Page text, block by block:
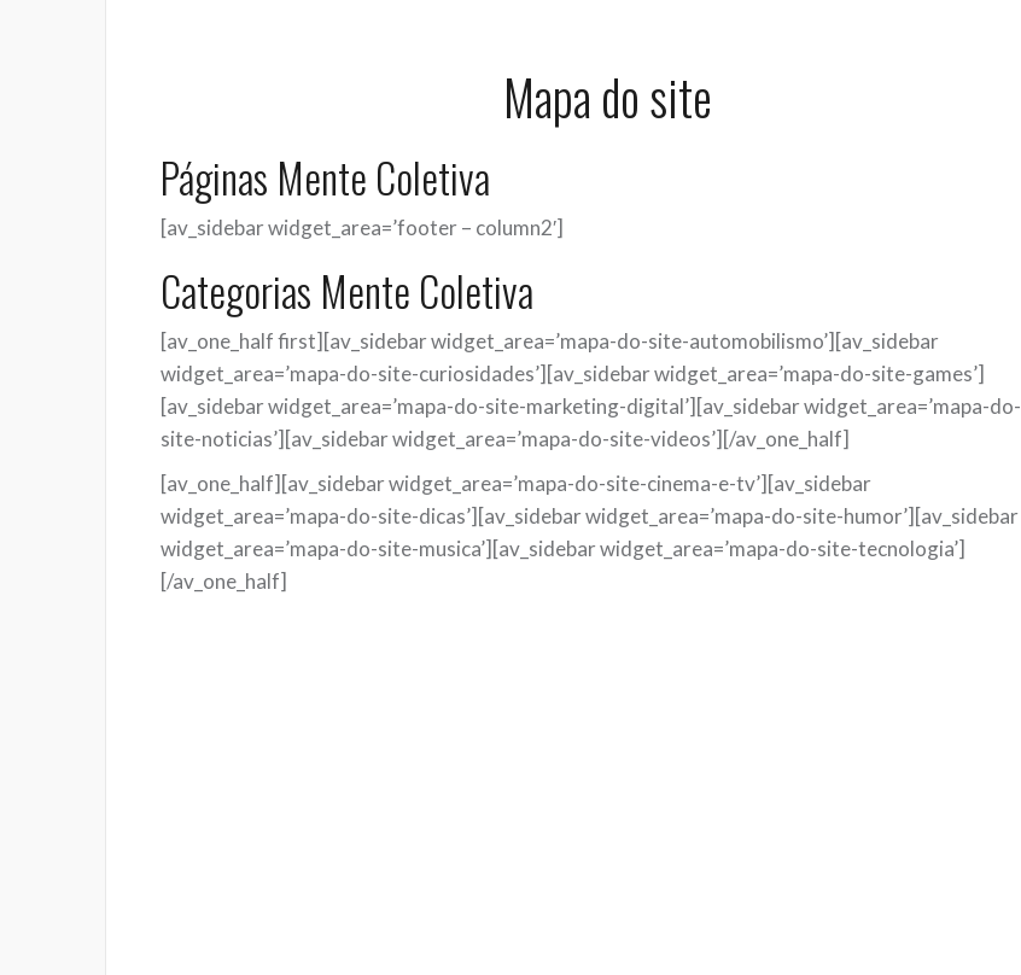
Mapa do site
Páginas Mente Coletiva
[av_sidebar widget_area=’footer – column2′]
Categorias Mente Coletiva
[av_one_half first][av_sidebar widget_area=’mapa-do-site-automobilismo’][av_sidebar
widget_area=’mapa-do-site-curiosidades’][av_sidebar widget_area=’mapa-do-site-games’]
[av_sidebar widget_area=’mapa-do-site-marketing-digital’][av_sidebar widget_area=’mapa-do-
site-noticias’][av_sidebar widget_area=’mapa-do-site-videos’][/av_one_half]
[av_one_half][av_sidebar widget_area=’mapa-do-site-cinema-e-tv’][av_sidebar
widget_area=’mapa-do-site-dicas’][av_sidebar widget_area=’mapa-do-site-humor’][av_sidebar
widget_area=’mapa-do-site-musica’][av_sidebar widget_area=’mapa-do-site-tecnologia’]
[/av_one_half]